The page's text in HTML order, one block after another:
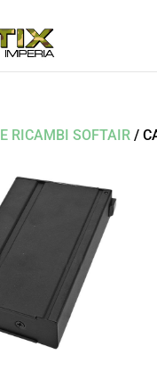
RICAMBI SOFTAIR /